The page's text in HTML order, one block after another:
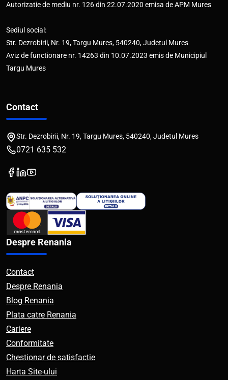
Autorizatie de mediu nr. 126 din 22.07.2020 emisa de APM Mures
Sediul social:
Str. Dezrobirii, Nr. 19, Targu Mures, 540240, Judetul Mures
Aviz de functionare nr. 14263 din 10.07.2023 emis de Municipiul
Targu Mures
Contact
Str. Dezrobirii, Nr. 19, Targu Mures, 540240, Judetul Mures
0721 635 532
Despre Renania
Contact
Despre Renania
Blog Renania
Plata catre Renania
Cariere
Conformitate
Chestionar de satisfactie
Harta Site-ului